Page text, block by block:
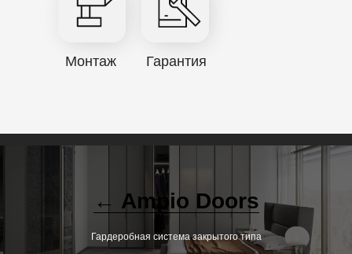
Монтаж Гарантия
← Ampio Doors
Гардеробная система закрытого типа